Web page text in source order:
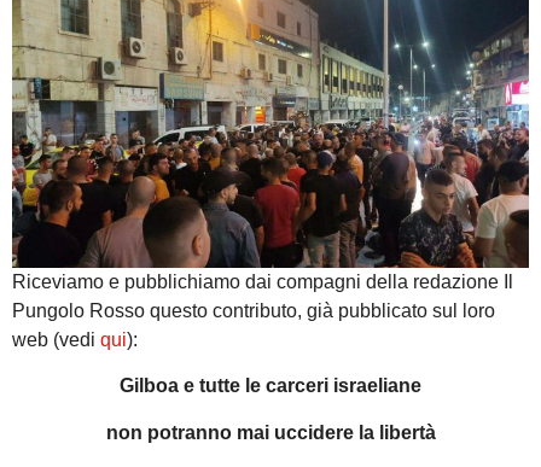
Riceviamo e pubblichiamo dai compagni della redazione Il
Pungolo Rosso questo contributo, già pubblicato sul loro
web (vedi qui):
Gilboa e tutte le carceri israeliane
non potranno mai uccidere la libertà